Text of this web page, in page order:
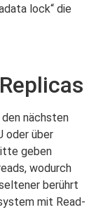
lock“ die
den nächsten
oder über
geben
wodurch
berührt
mit Read-